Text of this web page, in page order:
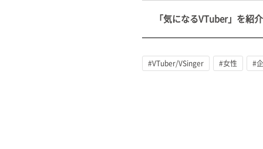
#女性 #バ美肉 #男の娘 #獣
「気になるVTuber」を紹
#VTuber/VSinger #女性 #